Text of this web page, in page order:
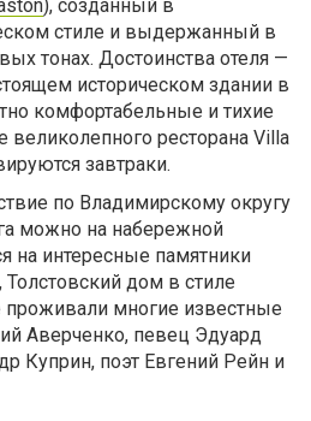
), созданный в
стиле и выдержанный в
тонах. Достоинства отеля —
историческом здании в
комфортабельные и тихие
великолепного ресторана Villa
завтраки.
по Владимирскому округу
можно на набережной
на интересные памятники
дом в стиле
многие известные
Аверченко, певец Эдуард
Куприн, поэт Евгений Рейн и